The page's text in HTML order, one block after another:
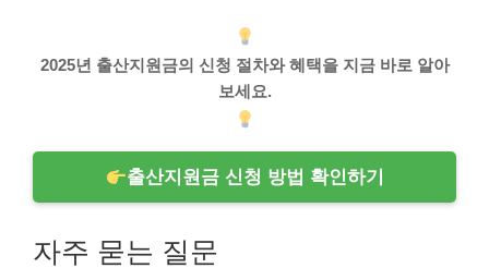
2025년 출산지원금의 신청 절차와 혜택을 지금 바로 알아
보세요.
출산지원금 신청 방법 확인하기
자주 묻는 질문